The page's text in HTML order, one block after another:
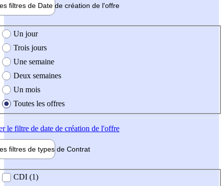
filtres de Date de création de l'offre
création de l'offre
Un jour
Trois jours
Une semaine
Deux semaines
Un mois
Toutes les offres
le filtre de date de création de l'offre
filtres de types de Contrat
contrat
CDI (1)